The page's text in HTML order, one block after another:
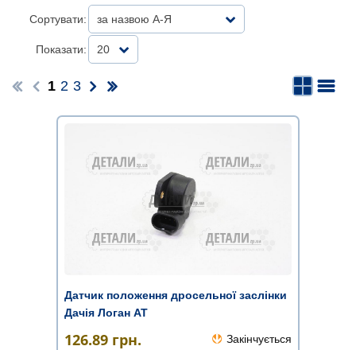
Сортувати: за назвою А-Я
Показати: 20
1 2 3
Датчик положення дросельної заслінки
Дачія Логан АТ
126.89 грн. Закінчується